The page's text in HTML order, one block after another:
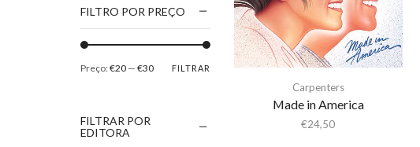
Carpenters
Made in America
€24,50
FILTRO POR PREÇO
FILTRAR
Preço:€20 — €30
FILTRAR POR
EDITORA